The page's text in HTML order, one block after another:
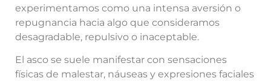
experimentamos como una intensa aversión o
repugnancia hacia algo que consideramos
desagradable, repulsivo o inaceptable.
El asco se suele manifestar con sensaciones
físicas de malestar, náuseas y expresiones faciales